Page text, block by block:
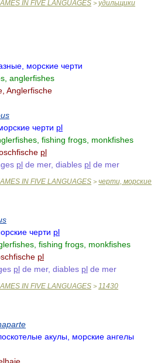
IN FIVE LANGUAGES > удильщики
морские черти
anglerfishes
Anglerfische
морские черти pl
fishing frogs, monkfishes
pl
pl de mer, diables pl de mer
IN FIVE LANGUAGES > черти, морские
черти pl
fishing frogs, monkfishes
pl
pl de mer, diables pl de mer
IN FIVE LANGUAGES > 11430
акулы, морские ангелы